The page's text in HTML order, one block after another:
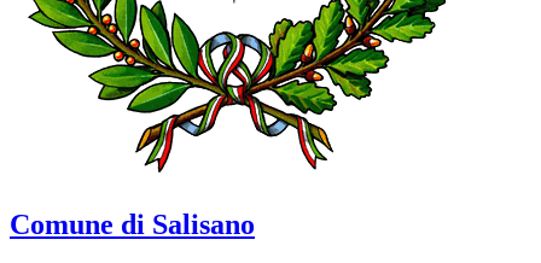
Comune di Salisano